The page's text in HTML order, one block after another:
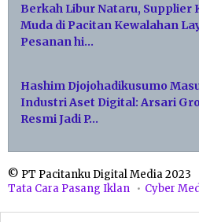
Berkah Libur Nataru, Supplier
Muda di Pacitan Kewalahan
Pesanan hi…
Hashim Djojohadikusumo
Industri Aset Digital: Arsari
Resmi Jadi P…
© PT Pacitanku Digital Media 2023
Tata Cara Pasang Iklan
Cyber